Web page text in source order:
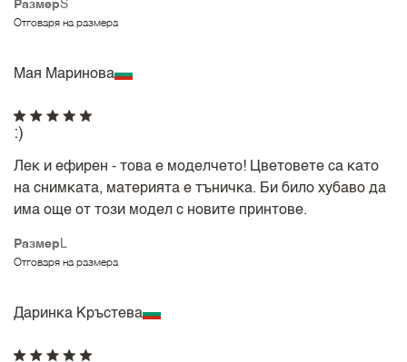
РазмерS
Отговаря на размера
Мая Маринова
Размер L
Отговаря на размера
:)
Лек и ефирен - това е моделчето! Цветовете са като
на снимката, материята е тъничка. Би било хубаво да
има още от този модел с новите принтове.
Даринка Кръстева